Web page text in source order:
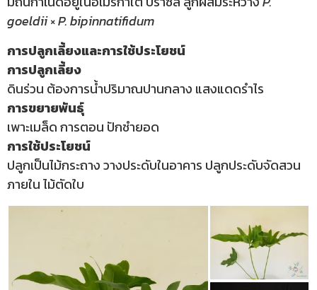
goeldii×P.bipinnatifidum
การปลูกเลี้ยงและการใช้ประโยชน์
การปลูกเลี้ยง
ดินร่วน ต้องการน้ำปริมาณปานกลาง แสงแดดรำไร
การขยายพันธุ์
เพาะเมล็ด การตอน ปักชำยอด
การใช้ประโยชน์
ปลูกเป็นไม้กระถาง วางประดับในอาคาร ปลูกประดับจัดสวน
ภายใน ไม้ตัดใบ